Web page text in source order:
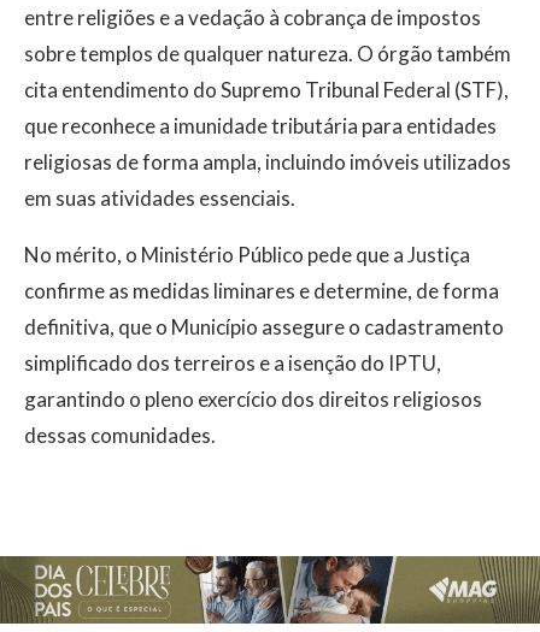
entre religiões e a vedação à cobrança de impostos
sobre templos de qualquer natureza. O órgão também
cita entendimento do Supremo Tribunal Federal (STF),
que reconhece a imunidade tributária para entidades
religiosas de forma ampla, incluindo imóveis utilizados
em suas atividades essenciais.
No mérito, o Ministério Público pede que a Justiça
confirme as medidas liminares e determine, de forma
definitiva, que o Município assegure o cadastramento
simplificado dos terreiros e a isenção do IPTU,
garantindo o pleno exercício dos direitos religiosos
dessas comunidades.